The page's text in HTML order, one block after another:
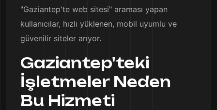
"Gaziantep'te web sitesi" araması yapan
kullanıcılar, hızlı yüklenen, mobil uyumlu ve
güvenilir siteler arıyor.
Gaziantep'teki
İşletmeler Neden
Bu Hizmeti